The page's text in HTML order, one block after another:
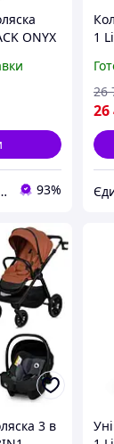
ONYX
93%
1
26
26
3 в